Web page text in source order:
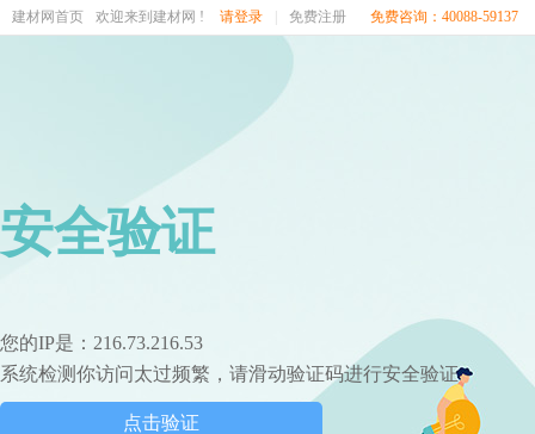
建材网首页 欢迎来到建材网 ! 请登录 免费注册 免费咨询：40088-59137
安全验证
您的IP是：216.73.216.53
系统检测你访问太过频繁，请滑动验证码进行安全验证
点击验证